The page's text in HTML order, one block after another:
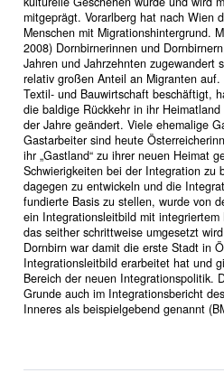
mitgeprägt. Vorarlberg hat nach Wien
Menschen mit Migrationshintergrund.
2008) Dornbirnerinnen und
Jahren und Jahrzehnten zugewandert
relativ großen Anteil an Migranten auf.
Textil- und Bauwirtschaft beschäftigt,
die baldige Rückkehr in ihr
der Jahre geändert. Viele ehemalige
Gastarbeiter sind heute
ihr „Gastland“ zu ihrer neuen Heimat
Schwierigkeiten bei der Integration zu
dagegen zu entwickeln und die
fundierte Basis zu stellen, wurde von
ein Integrationsleitbild mit
das seither schrittweise umgesetzt
Dornbirn war damit die erste Stadt in
Integrationsleitbild erarbeitet hat und
Bereich der neuen Integrationspolitik.
Grunde auch im Integrationsbericht
Inneres als beispielgebend genannt